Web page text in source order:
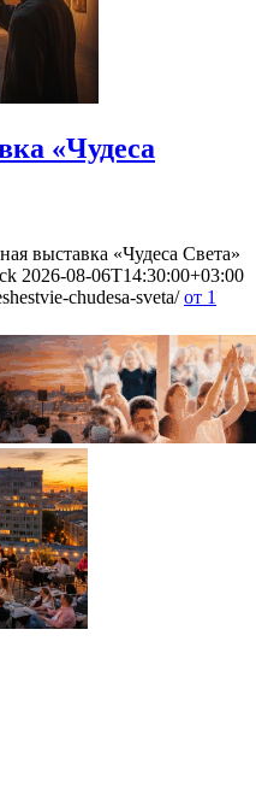
«Чудеса
выставка «Чудеса Света»
2026-08-06T14:30:00+03:00
chudesa-sveta/ от 1